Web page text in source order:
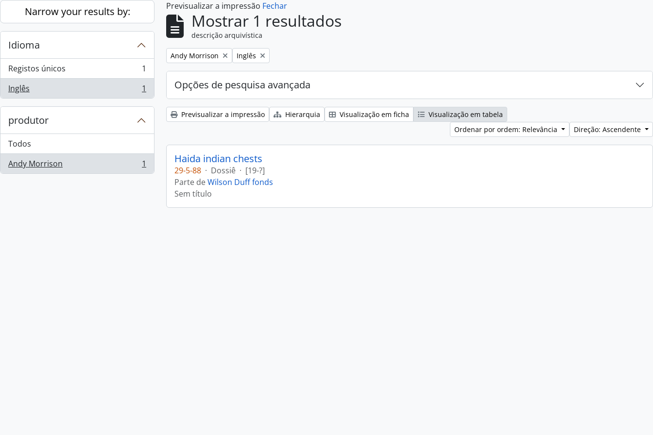
Skip to main content
Narrow your results by:
Idioma
Registos únicos
, 1 resultados
1
Inglês
, 1 resultados 1
produtor
Todos
Andy Morrison
, 1 resultados 1
Previsualizar a impressão Fechar
Mostrar 1 resultados
descrição arquivística
Remove filter:
Andy Morrison Remove filter:
Inglês
Opções de pesquisa avançada
Previsualizar a impressão Hierarquia Visualização em ficha
Visualização em tabela
Ordenar por ordem: Relevância
Direção: Ascendente
Haida indian chests
29-5-88 · Dossiê · [19-?]
Parte deWilson Duff fonds
Sem título